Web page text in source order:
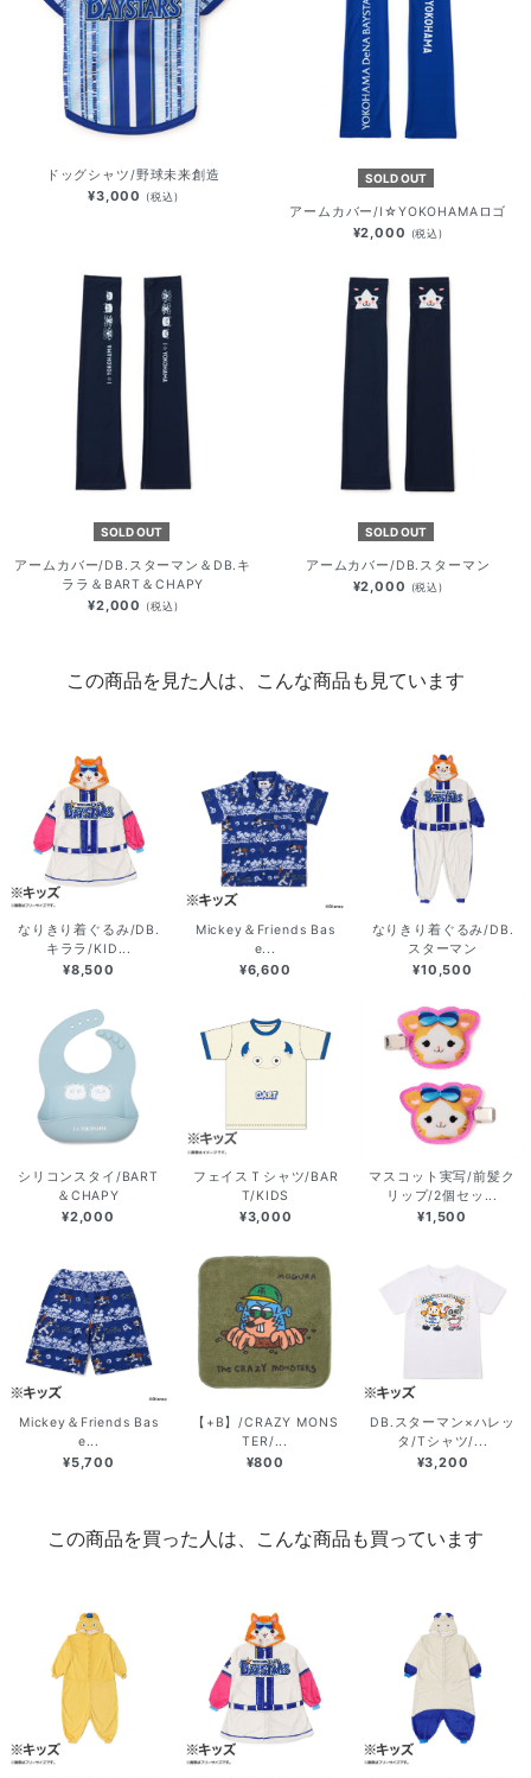
ドッグシャツ/野球未来創造
¥3,000 (税込)
SOLD OUT
アームカバー/I☆YOKOHAMAロゴ
¥2,000 (税込)
SOLD OUT
アームカバー/DB.スターマン＆DB.キ
ララ＆BART＆CHAPY
¥2,000 (税込)
SOLD OUT
アームカバー/DB.スターマン
¥2,000 (税込)
この商品を見た人は、こんな商品も見ています
なりきり着ぐるみ/DB.
キララ/KID...
¥8,500
Mickey＆Friends Bas
e...
¥6,600
なりきり着ぐるみ/DB.
スターマン
¥10,500
シリコンスタイ/BART
＆CHAPY
¥2,000
フェイスＴシャツ/BAR
T/KIDS
¥3,000
マスコット実写/前髪ク
リップ/2個セッ...
¥1,500
Mickey＆Friends Bas
e...
¥5,700
【+B】/CRAZY MONS
TER/...
¥800
DB.スターマン×ハレッ
タ/Tシャツ/...
¥3,200
この商品を買った人は、こんな商品も買っています